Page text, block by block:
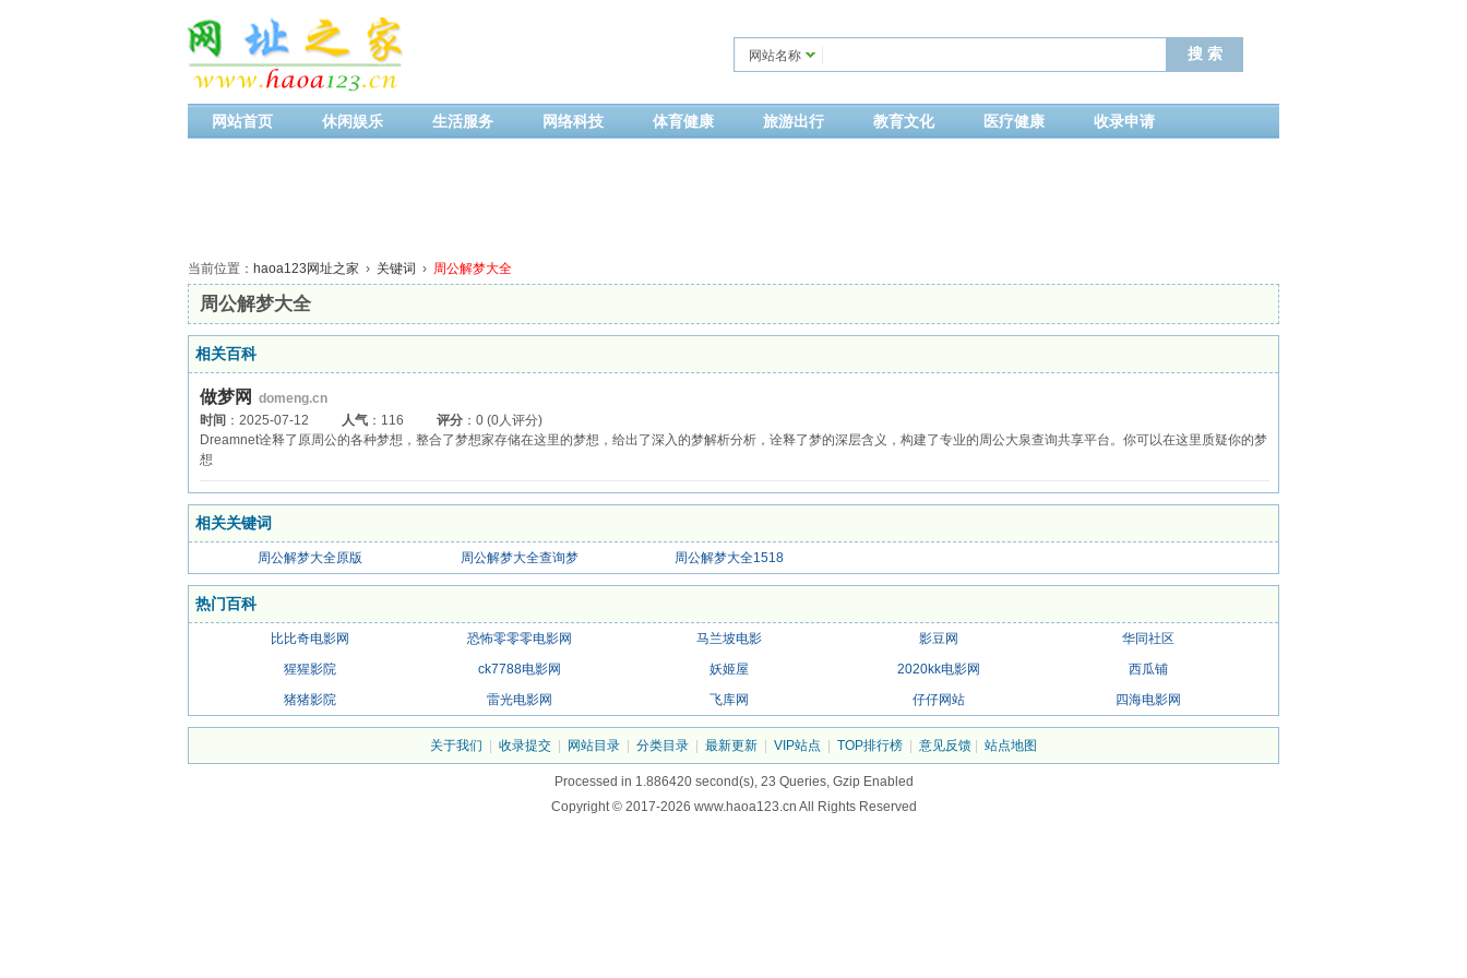
网站名称
网站首页 休闲娱乐 生活服务 网络科技 体育健康 旅游出行 教育文化 医疗健康 收录申请
当前位置： haoa123网址之家 › 关键词 › 周公解梦大全
周公解梦大全
相关百科
做梦网
domeng.cn
时间 ：2025-07-12 人气 ：116 评分 ：0 (0人评分)
Dreamnet诠释了原周公的各种梦想，整合了梦想家存储在这里的梦想，给出了深入的梦解析分析，诠释了梦的深层含义，构建了专业的周公大泉查询共享平台。你可以在这里质疑你的梦
想
相关关键词
周公解梦大全原版 周公解梦大全查询梦 周公解梦大全1518
热门百科
比比奇电影网 恐怖零零零电影网 马兰坡电影 影豆网
华同社区
猩猩影院
ck7788电影网 妖姬屋 2020kk电影网
西瓜铺
猪猪影院
雷光电影网 飞库网 仔仔网站 四海电影网
关于我们 收录提交 网站目录 分类目录 最新更新 VIP站点 TOP排行榜 意见反馈 站点地图
Processed in 1.886420 second(s), 23 Queries, Gzip Enabled
Copyright © 2017-2026 www.haoa123.cn All Rights Reserved